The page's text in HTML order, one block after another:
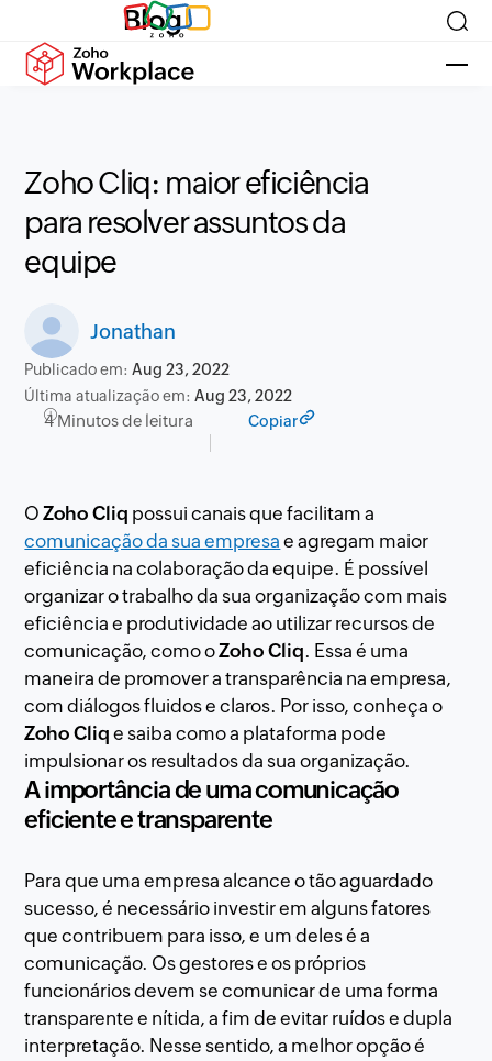
Blog
Zoho Cliq: maior eficiência
para resolver assuntos da
equipe
Jonathan
Publicado em:Aug 23, 2022
Última atualização em:Aug 23, 2022
4 Minutos de leitura Copiar
OZoho Cliq possui canais que facilitam a
comunicação da sua empresa e agregam maior
eficiência na colaboração da equipe. É possível
organizar o trabalho da sua organização com mais
eficiência e produtividade ao utilizar recursos de
comunicação, como oZoho Cliq. Essa é uma
maneira de promover a transparência na empresa,
com diálogos fluidos e claros. Por isso, conheça o
Zoho Cliq e saiba como a plataforma pode
impulsionar os resultados da sua organização.
A importância de uma comunicação
eficiente e transparente
Para que uma empresa alcance o tão aguardado
sucesso, é necessário investir em alguns fatores
que contribuem para isso, e um deles é a
comunicação. Os gestores e os próprios
funcionários devem se comunicar de uma forma
transparente e nítida, a fim de evitar ruídos e dupla
interpretação. Nesse sentido, a melhor opção é